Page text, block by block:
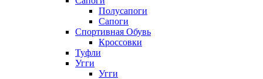
Полусапоги
Сапоги
Спортивная Обувь
Кроссовки
Туфли
Угги
Угги